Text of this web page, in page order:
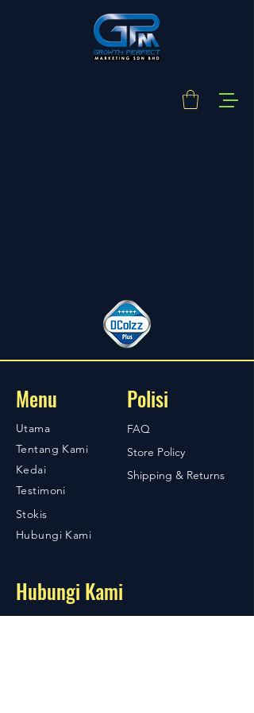
Menu
Utama
Tentang Kami
Kedai
Testimoni
Polisi
FAQ
Store Policy
Shipping & Returns
Stokis
Hubungi Kami
Hubungi Kami